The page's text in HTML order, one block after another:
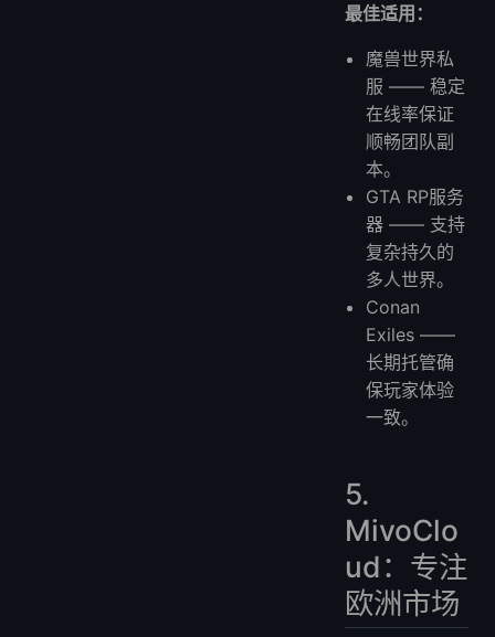
最佳适用：
魔兽世界私
服 —— 稳定
在线率保证
顺畅团队副
本。
GTA RP服务
器 —— 支持
复杂持久的
多人世界。
Conan
Exiles ——
长期托管确
保玩家体验
一致。
5.
MivoClo
ud：专注
欧洲市场